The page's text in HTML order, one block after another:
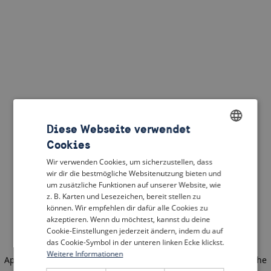
Application error: a client-side exception has occurred
(see the
DUTCH
FRENCH
GERMAN
Diese Webseite verwendet
Cookies
Wir verwenden Cookies, um sicherzustellen, dass
wir dir die bestmögliche Websitenutzung bieten und
um zusätzliche Funktionen auf unserer Website, wie
z. B. Karten und Lesezeichen, bereit stellen zu
können. Wir empfehlen dir dafür alle Cookies zu
akzeptieren. Wenn du möchtest, kannst du deine
Cookie-Einstellungen jederzeit ändern, indem du auf
das Cookie-Symbol in der unteren linken Ecke klickst.
Weitere Informationen